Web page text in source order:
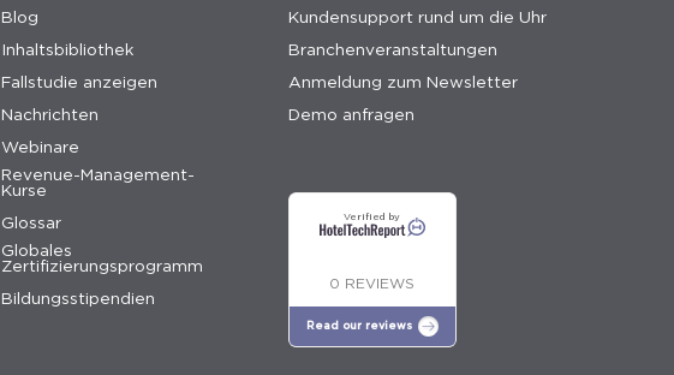
Blog
Inhaltsbibliothek
Fallstudie anzeigen
Nachrichten
Webinare
Revenue-Management-
Kurse
Glossar
Globales
Zertifizierungsprogramm
Bildungsstipendien
Kundensupport rund um die Uhr
Branchenveranstaltungen
Anmeldung zum Newsletter
Demo anfragen
Verified by
0 REVIEWS
Read our reviews